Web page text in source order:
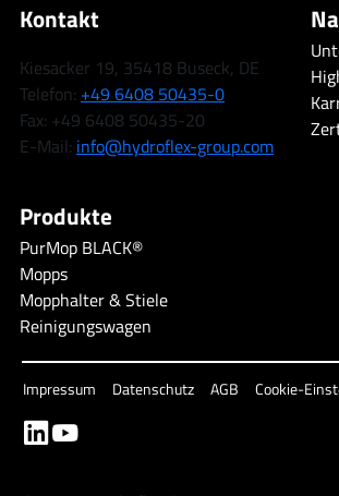
Kontakt
Kiesacker 19, 35418 Buseck, DE
Telefon: +49 6408 50435-0
Fax: +49 6408 50435-20
E-Mail: info@hydroflex-group.com
Produkte
PurMop BLACK®
Mopps
Mopphalter & Stiele
Reinigungswagen
Impressum Datenschutz AGB Cookie-